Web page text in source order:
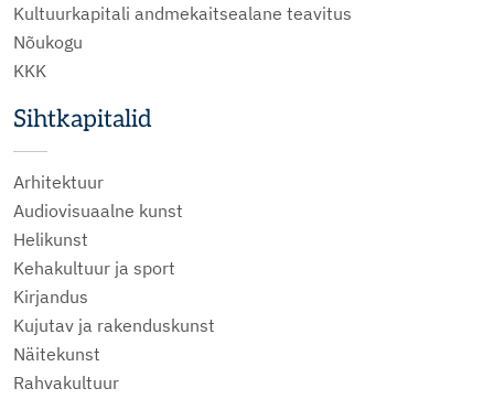
Kultuurkapitali andmekaitsealane teavitus
Nõukogu
KKK
Sihtkapitalid
Arhitektuur
Audiovisuaalne kunst
Helikunst
Kehakultuur ja sport
Kirjandus
Kujutav ja rakenduskunst
Näitekunst
Rahvakultuur